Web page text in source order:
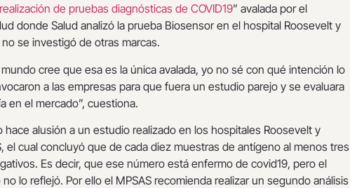
de pruebas diagnósticas de COVID19” avalada por el
donde Salud analizó la prueba Biosensor en el hospital Roosevelt y
no se investigó de otras marcas.
cree que esa es la única avalada, yo no sé con qué intención lo
a las empresas para que fuera un estudio parejo y se evaluara
en el mercado”, cuestiona.
hace alusión a un estudio realizado en los hospitales Roosevelt y
el cual concluyó que de cada diez muestras de antígeno al menos tres
Es decir, que ese número está enfermo de covid19, pero el
lo reflejó. Por ello el MPSAS recomienda realizar un segundo análisis